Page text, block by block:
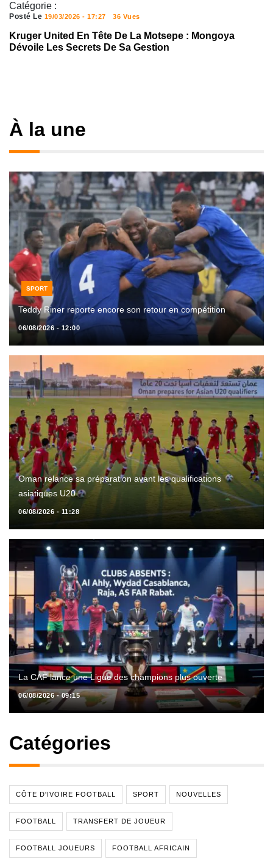
Catégorie :
Posté Le 19/03/2026 - 17:27 36 Vues
Kruger United En Tête De La Motsepe : Mongoya
Dévoile Les Secrets De Sa Gestion
À la une
SPORT
Teddy Riner reporte encore son retour en compétition
06/08/2026 - 12:00
Oman relance sa préparation avant les qualifications
asiatiques U20
06/08/2026 - 11:28
La CAF lance une Ligue des champions plus ouverte
06/08/2026 - 09:15
Catégories
CÔTE D'IVOIRE FOOTBALL SPORT NOUVELLES
FOOTBALL TRANSFERT DE JOUEUR
FOOTBALL JOUEURS FOOTBALL AFRICAIN